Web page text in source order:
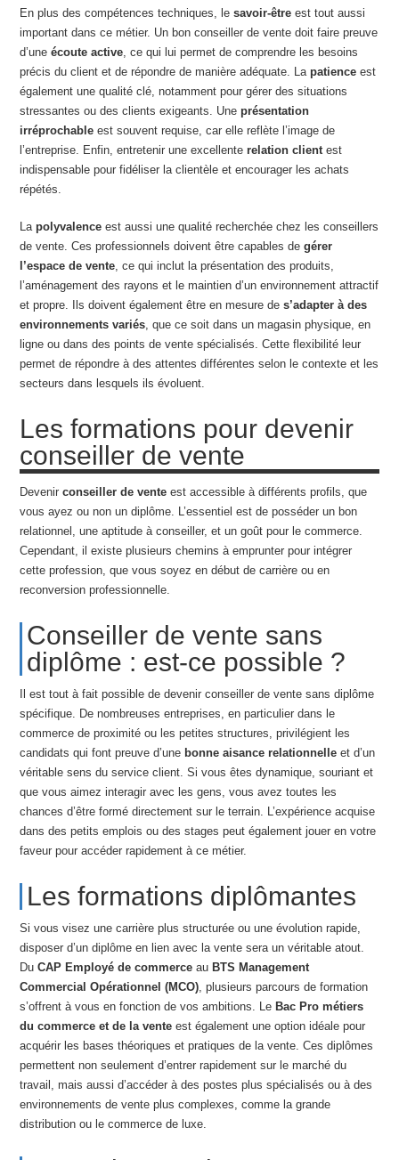
En plus des compétences techniques, lesavoir-être est tout aussi
important dans ce métier. Un bon conseiller de vente doit faire preuve
d’uneécoute active, ce qui lui permet de comprendre les besoins
précis du client et de répondre de manière adéquate. Lapatience est
également une qualité clé, notamment pour gérer des situations
stressantes ou des clients exigeants. Uneprésentation
irréprochable est souvent requise, car elle reflète l’image de
l’entreprise. Enfin, entretenir une excellenterelation clientest
indispensable pour fidéliser la clientèle et encourager les achats
répétés.
Lapolyvalence est aussi une qualité recherchée chez les conseillers
de vente. Ces professionnels doivent être capables degérer
l’espace de vente, ce qui inclut la présentation des produits,
l’aménagement des rayons et le maintien d’un environnement attractif
et propre. Ils doivent également être en mesure des’adapter à des
environnements variés, que ce soit dans un magasin physique, en
ligne ou dans des points de vente spécialisés. Cette flexibilité leur
permet de répondre à des attentes différentes selon le contexte et les
secteurs dans lesquels ils évoluent.
Les formations pour devenir
conseiller de vente
Devenirconseiller de vente est accessible à différents profils, que
vous ayez ou non un diplôme. L’essentiel est de posséder un bon
relationnel, une aptitude à conseiller, et un goût pour le commerce.
Cependant, il existe plusieurs chemins à emprunter pour intégrer
cette profession, que vous soyez en début de carrière ou en
reconversion professionnelle.
Conseiller de vente sans
diplôme : est-ce possible ?
Il est tout à fait possible de devenir conseiller de vente sans diplôme
spécifique. De nombreuses entreprises, en particulier dans le
commerce de proximité ou les petites structures, privilégient les
candidats qui font preuve d’une bonne aisance relationnelle et d’un
véritable sens du service client. Si vous êtes dynamique, souriant et
que vous aimez interagir avec les gens, vous avez toutes les
chances d’être formé directement sur le terrain. L’expérience acquise
dans des petits emplois ou des stages peut également jouer en votre
faveur pour accéder rapidement à ce métier.
Les formations diplômantes
Si vous visez une carrière plus structurée ou une évolution rapide,
disposer d’un diplôme en lien avec la vente sera un véritable atout.
DuCAP Employé de commerce au BTS Management
Commercial Opérationnel (MCO), plusieurs parcours de formation
s’offrent à vous en fonction de vos ambitions. Le Bac Pro métiers
du commerce et de la vente est également une option idéale pour
acquérir les bases théoriques et pratiques de la vente. Ces diplômes
permettent non seulement d’entrer rapidement sur le marché du
travail, mais aussi d’accéder à des postes plus spécialisés ou à des
environnements de vente plus complexes, comme la grande
distribution ou le commerce de luxe.